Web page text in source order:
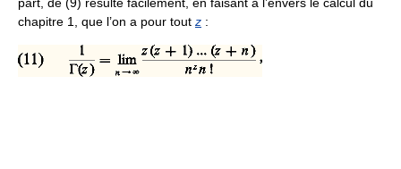
part, de (9) résulte facilement, en faisant à l’envers le calcul du
chapitre 1, que l’on a pour tout z :